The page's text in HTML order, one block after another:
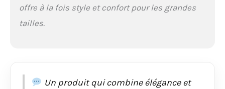
offre à la fois style et confort pour les grandes
tailles.
Un produit qui combine élégance et